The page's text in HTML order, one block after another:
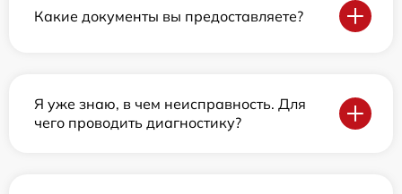
Какие документы вы предоставляете?
Я уже знаю, в чем неисправность. Для
чего проводить диагностику?